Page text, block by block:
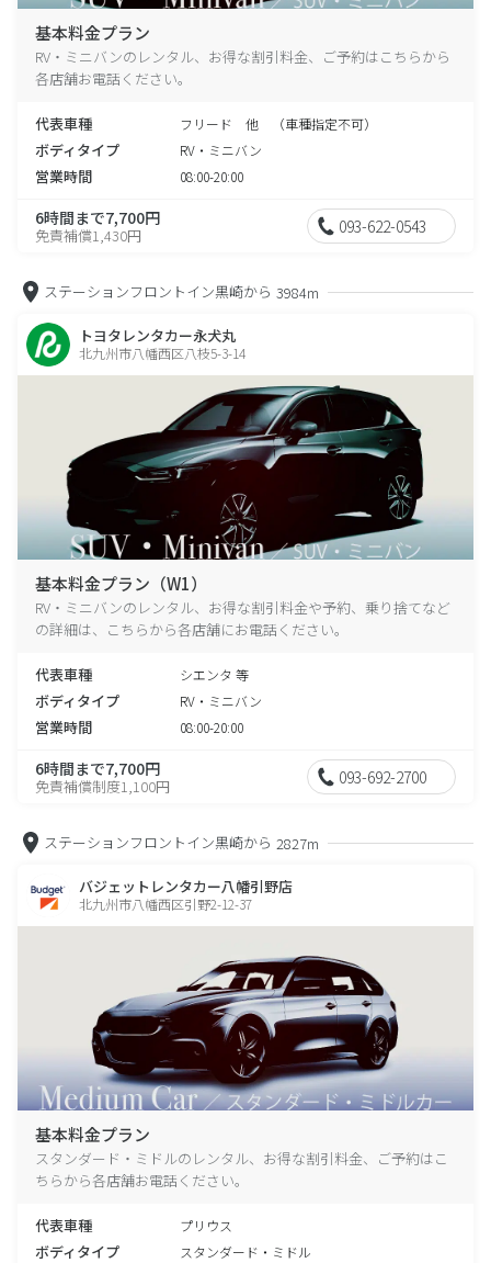
基本料金プラン
RV・ミニバンのレンタル、お得な割引料金、ご予約はこちらから
各店舗お電話ください。
代表車種 フリード 他 （車種指定不可）
ボディタイプ RV・ミニバン
営業時間 08:00-20:00
6時間まで7,700円
免責補償1,430円 093-622-0543
ステーションフロントイン黒崎から 3984m
トヨタレンタカー永犬丸
北九州市八幡西区八枝5-3-14
基本料金プラン（W1）
RV・ミニバンのレンタル、お得な割引料金や予約、乗り捨てなど
の詳細は、こちらから各店舗にお電話ください。
代表車種 シエンタ 等
ボディタイプ RV・ミニバン
営業時間 08:00-20:00
6時間まで7,700円
免責補償制度1,100円 093-692-2700
ステーションフロントイン黒崎から 2827m
バジェットレンタカー八幡引野店
北九州市八幡西区引野2-12-37
基本料金プラン
スタンダード・ミドルのレンタル、お得な割引料金、ご予約はこ
ちらから各店舗お電話ください。
代表車種 プリウス
ボディタイプ スタンダード・ミドル